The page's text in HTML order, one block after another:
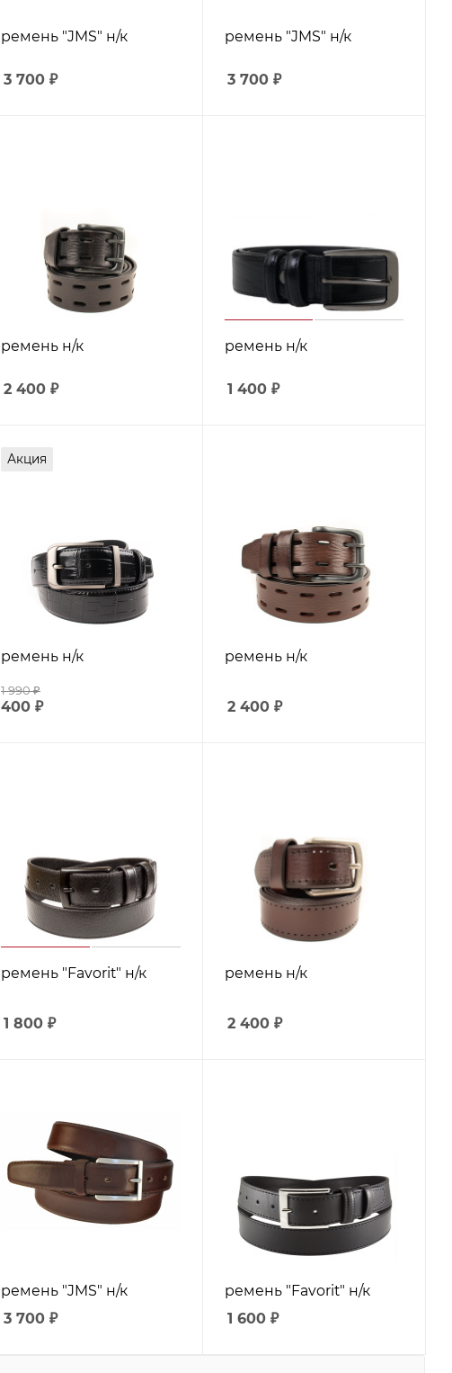
ремень "JMS" н/к
3 700 ₽
ремень "JMS" н/к
3 700₽
ремень н/к
2 400 ₽
ремень н/к
1 400₽
Акция
ремень н/к
1 990₽
400 ₽
ремень н/к
2 400₽
ремень "Favorit" н/к
1 800 ₽
ремень н/к
2 400₽
ремень "JMS" н/к
3 700 ₽
ремень "Favorit" н/к
1 600₽